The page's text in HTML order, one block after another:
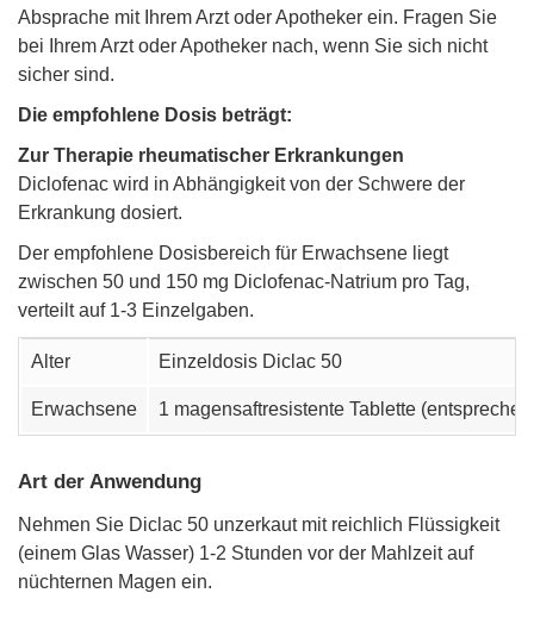
Absprache mit Ihrem Arzt oder Apotheker ein. Fragen Sie
bei Ihrem Arzt oder Apotheker nach, wenn Sie sich nicht
sicher sind.
Die empfohlene Dosis beträgt:
Zur Therapie rheumatischer Erkrankungen
Diclofenac wird in Abhängigkeit von der Schwere der
Erkrankung dosiert.
Der empfohlene Dosisbereich für Erwachsene liegt
zwischen 50 und 150 mg Diclofenac-Natrium pro Tag,
verteilt auf 1-3 Einzelgaben.
Alter Einzeldosis Diclac 50
Erwachsene 1 magensaftresistente Tablette
Art der Anwendung
Nehmen Sie Diclac 50 unzerkaut mit reichlich Flüssigkeit
(einem Glas Wasser) 1-2 Stunden vor der Mahlzeit auf
nüchternen Magen ein.